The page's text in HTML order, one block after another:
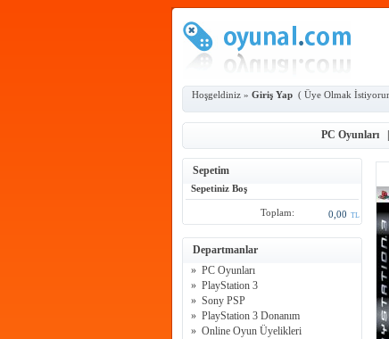
Hoşgeldiniz » Giriş Yap ( Üye Olmak
PC Oyunları
Sepetim
Sepetiniz Boş
Toplam: 0,00 TL
Departmanlar
» PC Oyunları
» PlayStation 3
» Sony PSP
» PlayStation 3 Donanım
» Online Oyun Üyelikleri